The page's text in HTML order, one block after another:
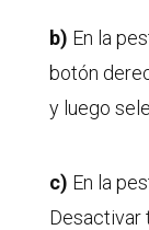
b) En la
botón
y luego
c) En la
Desactivar